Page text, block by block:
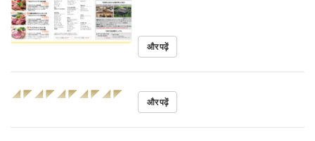
और पढ़ें
◢◤◢◤◢◤◢◤◢◤
और पढ़ें